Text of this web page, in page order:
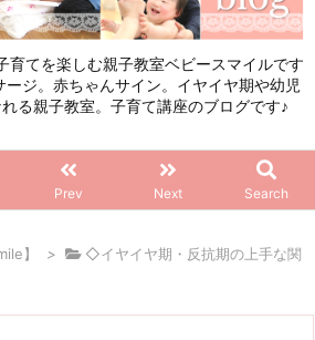
育てを楽しむ親子教室ベビースマイルです
ジ。赤ちゃんサイン。イヤイヤ期や幼児
る親子教室。子育て講座のブログです♪
Prev Next Search
】 >
◇イヤイヤ期・反抗期の上手な関